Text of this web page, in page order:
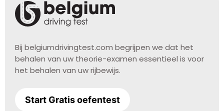
Bij belgiumdrivingtest.com begrijpen we dat het
behalen van uw theorie-examen essentieel is voor
het behalen van uw rijbewijs.
Start Gratis oefentest